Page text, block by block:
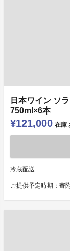
日本ワイン ソ
750ml×6本
¥121,000 在庫
冷蔵配送
ご提供予定時期：寄